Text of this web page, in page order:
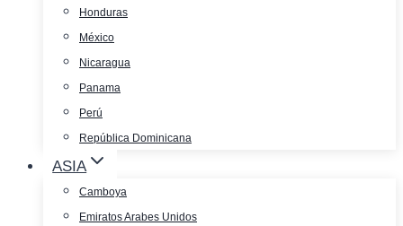
Honduras
México
Nicaragua
Panama
Perú
República Dominicana
ASIA
Camboya
Emiratos Arabes Unidos